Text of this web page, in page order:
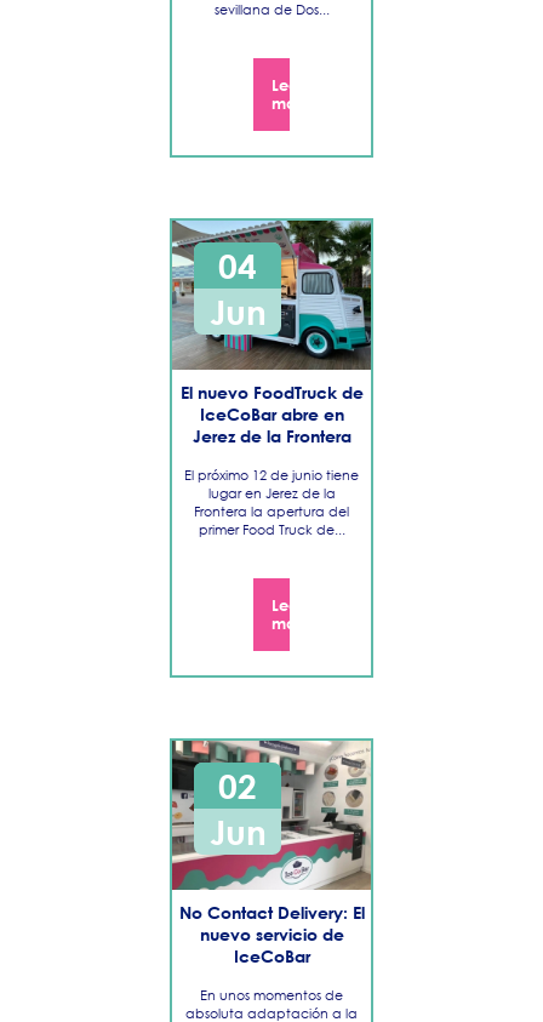
sevillana de Dos...
Leer
más
04
Jun
El nuevo FoodTruck de
IceCoBar abre en
Jerez de la Frontera
El próximo 12 de junio tiene
lugar en Jerez de la
Frontera la apertura del
primer Food Truck de...
Leer
más
02
Jun
No Contact Delivery: El
nuevo servicio de
IceCoBar
En unos momentos de
absoluta adaptación a la